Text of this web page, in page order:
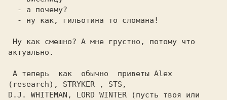
актуально.
(research), STRYKER , STS,
D.J. WHITEMAN, LORD WINTER (пусть твоя или